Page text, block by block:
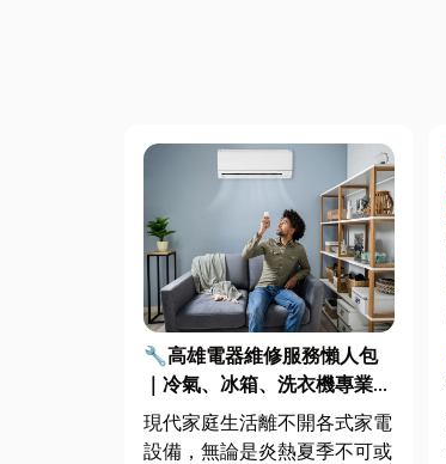
🔧高雄電器維修服務懶人包
｜冷氣、冰箱、洗衣機專業維
修
現代家庭生活離不開各式家電
設備，無論是炎熱夏季不可或